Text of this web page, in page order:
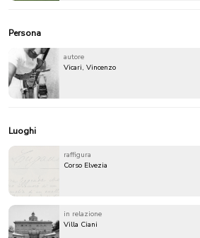
Persona
autore
Vicari, Vincenzo
Luoghi
raffigura
Corso Elvezia
in relazione
Villa Ciani